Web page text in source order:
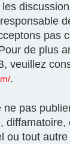
pas
de plus
veuillez
.
ne pas
diffamatoire,
ou tout